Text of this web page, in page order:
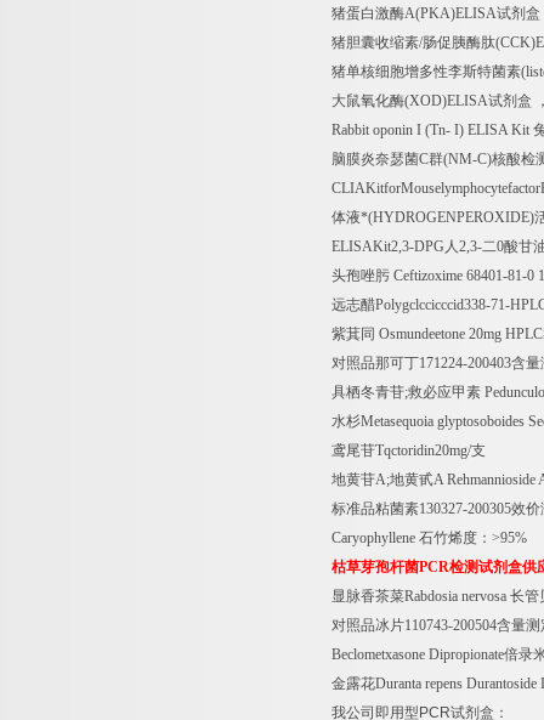
猪蛋白激酶A(PKA)ELISA试剂盒
猪胆囊收缩素/肠促胰酶肽
猪单核细胞增多性李斯特菌素
大鼠氧化酶(XOD)ELISA试剂盒
Rabbit oponin I (Tn- I) ELISA Kit
脑膜炎奈瑟菌C群(NM-C)核酸检
体液*(HYDROGENPEROXIDE)
ELISAKit2,3-DPG 人2,3-二0酸甘
头孢唑肟 Ceftizoxime 68401-81-0
远志醋Polygclccicccid338-71-
紫萁同 Osmundeetone 20mg HPLC
对照品那可丁171224-200403含量
具栖冬青苷;救必应甲素
水杉Metasequoia glyptosoboides
鸢尾苷Tqctoridin20mg/支
地黄苷A;地黄甙A Rehmannioside
标准品粘菌素130327-200305效价
Caryophyllene 石竹烯度： >95%
枯草芽孢杆菌PCR检测试剂盒供
显脉香茶菜Rabdosia nervosa 长管
对照品冰片110743-200504含量测
Beclometxasone Dipropionate倍录
金露花Duranta repens
我公司即用型 PCR试剂盒：